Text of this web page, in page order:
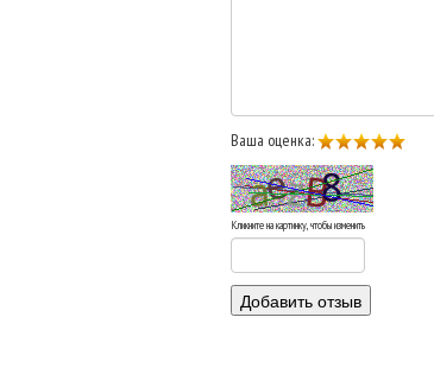
Ваша оценка:
Кликните на картинку, чтобы изменить
Добавить отзыв